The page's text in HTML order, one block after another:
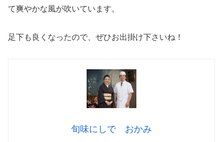
て爽やかな風が吹いています。
足下も良くなったので、ぜひお出掛け下さいね！
旬味にしで おかみ